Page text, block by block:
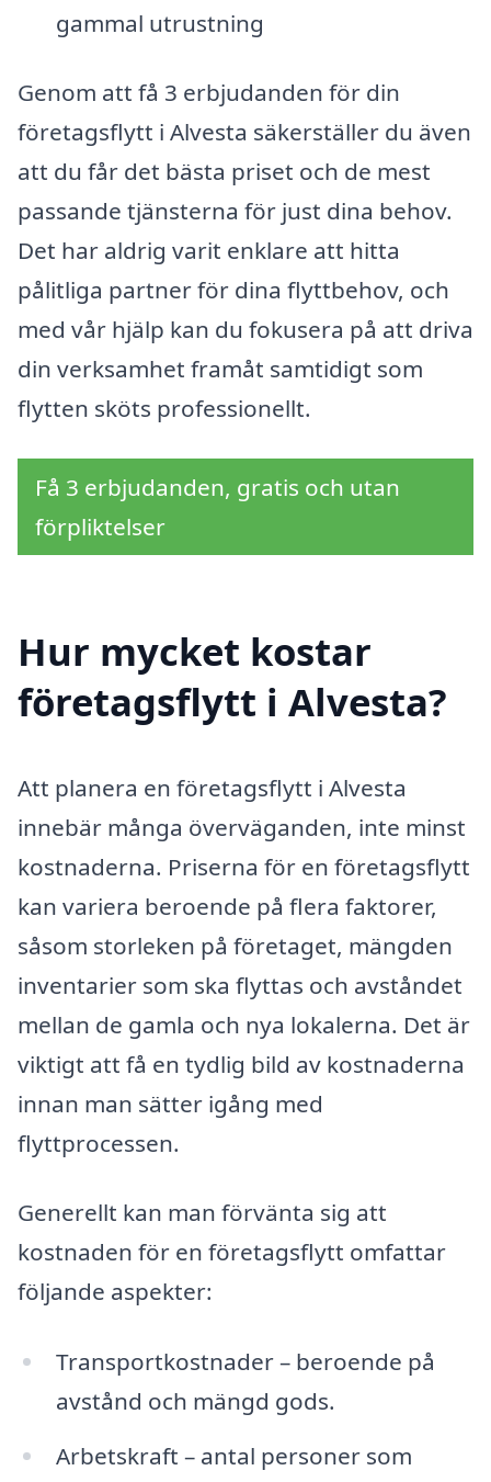
gammal utrustning
Genom att få 3 erbjudanden för din
företagsflytt i Alvesta säkerställer du även
att du får det bästa priset och de mest
passande tjänsterna för just dina behov.
Det har aldrig varit enklare att hitta
pålitliga partner för dina flyttbehov, och
med vår hjälp kan du fokusera på att driva
din verksamhet framåt samtidigt som
flytten sköts professionellt.
Få 3 erbjudanden, gratis och utan
förpliktelser
Hur mycket kostar
företagsflytt i Alvesta?
Att planera en företagsflytt i Alvesta
innebär många överväganden, inte minst
kostnaderna. Priserna för en företagsflytt
kan variera beroende på flera faktorer,
såsom storleken på företaget, mängden
inventarier som ska flyttas och avståndet
mellan de gamla och nya lokalerna. Det är
viktigt att få en tydlig bild av kostnaderna
innan man sätter igång med
flyttprocessen.
Generellt kan man förvänta sig att
kostnaden för en företagsflytt omfattar
följande aspekter:
Transportkostnader – beroende på
avstånd och mängd gods.
Arbetskraft – antal personer som